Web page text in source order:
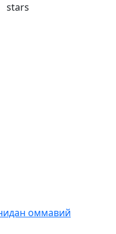
stars
оммавий